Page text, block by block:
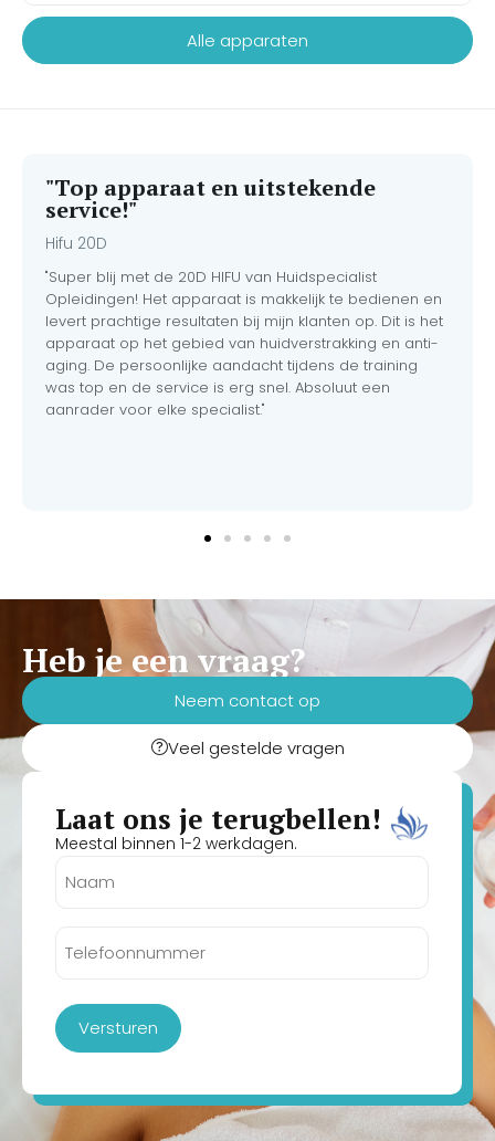
en rimpels effectief
gladstrijkt.
veeleisende huidspecialist
die behandelingen naar een
medisch niveau wil tillen..
exfoliatiebehandeling van dit
moment. Met dit ultra-
complete Dermaplaning
hygiëneproducten om direct
Alle apparaten
"Top apparaat en uitstekende
service!"
Hifu 20D
"Super blij met de 20D HIFU van Huidspecialist
Opleidingen! Het apparaat is makkelijk te bedienen en
levert prachtige resultaten bij mijn klanten op. Dit is het
apparaat op het gebied van huidverstrakking en anti-
aging. De persoonlijke aandacht tijdens de training
was top en de service is erg snel. Absoluut een
aanrader voor elke specialist."
Heb je een vraag?
Neem contact op
Veel gestelde vragen
Laat ons je terugbellen!
Meestal binnen 1-2 werkdagen.
Versturen